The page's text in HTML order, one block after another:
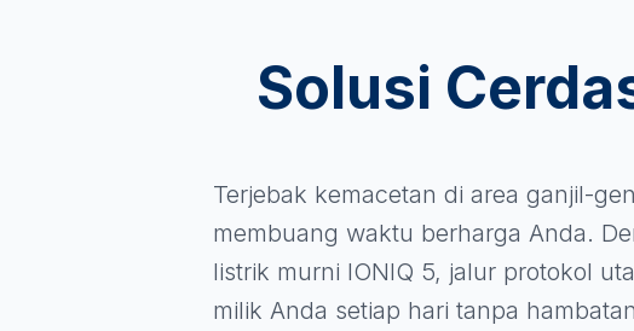
Solusi
Terjebak kemacetan di area ganjil-
membuang waktu berharga Anda.
listrik murni IONIQ 5, jalur protokol
milik Anda setiap hari tanpa